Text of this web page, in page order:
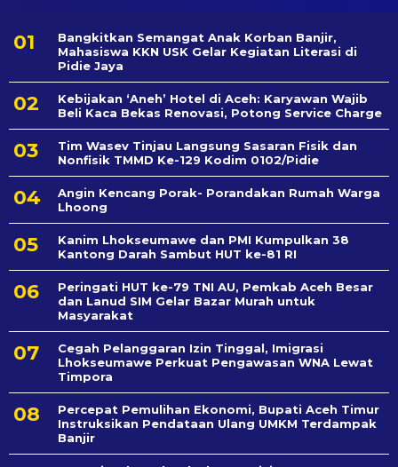
Bangkitkan Semangat Anak Korban Banjir,
Mahasiswa KKN USK Gelar Kegiatan Literasi di
Pidie Jaya
Kebijakan ‘Aneh’ Hotel di Aceh: Karyawan Wajib
Beli Kaca Bekas Renovasi, Potong Service Charge
Tim Wasev Tinjau Langsung Sasaran Fisik dan
Nonfisik TMMD Ke-129 Kodim 0102/Pidie
Angin Kencang Porak- Porandakan Rumah Warga
Lhoong
Kanim Lhokseumawe dan PMI Kumpulkan 38
Kantong Darah Sambut HUT ke-81 RI
Peringati HUT ke-79 TNI AU, Pemkab Aceh Besar
dan Lanud SIM Gelar Bazar Murah untuk
Masyarakat
Cegah Pelanggaran Izin Tinggal, Imigrasi
Lhokseumawe Perkuat Pengawasan WNA Lewat
Timpora
Percepat Pemulihan Ekonomi, Bupati Aceh Timur
Instruksikan Pendataan Ulang UMKM Terdampak
Banjir